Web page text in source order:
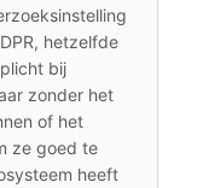
hetzelfde
bij
zonder het
of het
ze goed te
heeft